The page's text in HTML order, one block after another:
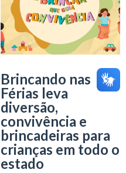
Brincando nas
Férias leva
diversão,
convivência e
brincadeiras para
crianças em todo o
estado